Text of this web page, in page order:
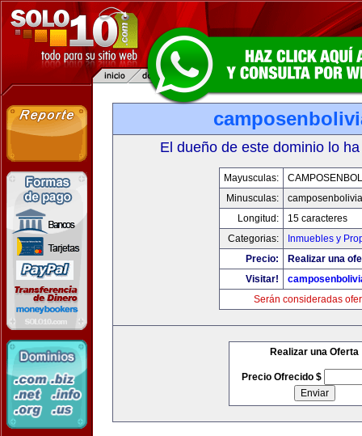
El dueño de este dominio lo
Mayusculas:
Minusculas:
Longitud:
15 caracteres
Categorias:
Inmuebles y
Precio:
Realizar una
Visitar!
Serán consideradas
Realizar una Oferta
Precio Ofrecido $